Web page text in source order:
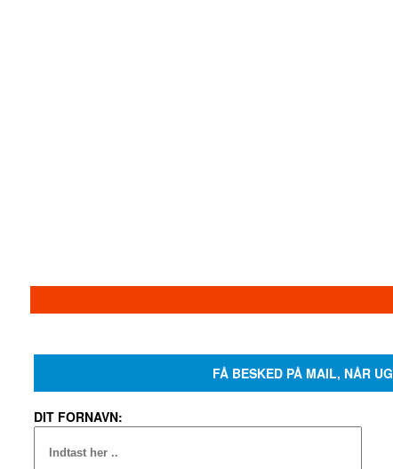
FÅ BESKED PÅ MAIL, NÅR
DIT FORNAVN: